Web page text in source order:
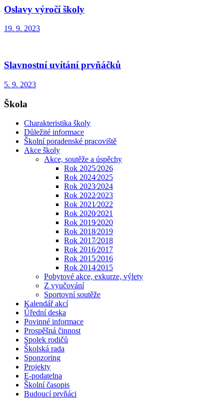
Oslavy výročí školy
19. 9. 2023
Slavnostní uvítání prvňáčků
5. 9. 2023
Škola
Charakteristika školy
Důležité informace
Školní poradenské pracoviště
Akce školy
Akce, soutěže a úspěchy
Rok 2025⁄2026
Rok 2024⁄2025
Rok 2023⁄2024
Rok 2022⁄2023
Rok 2021⁄2022
Rok 2020⁄2021
Rok 2019⁄2020
Rok 2018⁄2019
Rok 2017⁄2018
Rok 2016⁄2017
Rok 2015⁄2016
Rok 2014⁄2015
Pobytové akce, exkurze, výlety
Z vyučování
Sportovní soutěže
Kalendář akcí
Úřední deska
Povinné informace
Prospěšná činnost
Spolek rodičů
Školská rada
Sponzoring
Projekty
E-podatelna
Školní časopis
Budoucí prvňáci